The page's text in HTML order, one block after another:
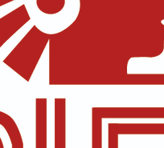
트(4.58%) 내린 6296.38 마감
내린 1423.8원 마감
페이스X 로켓 달 충돌 흔적 포착
…LAFC는 승부차기 끝 과달라하
청 "태풍 지나며 폭염 잠시 꺾인
후보 맹공…"공산주의가 최대 위